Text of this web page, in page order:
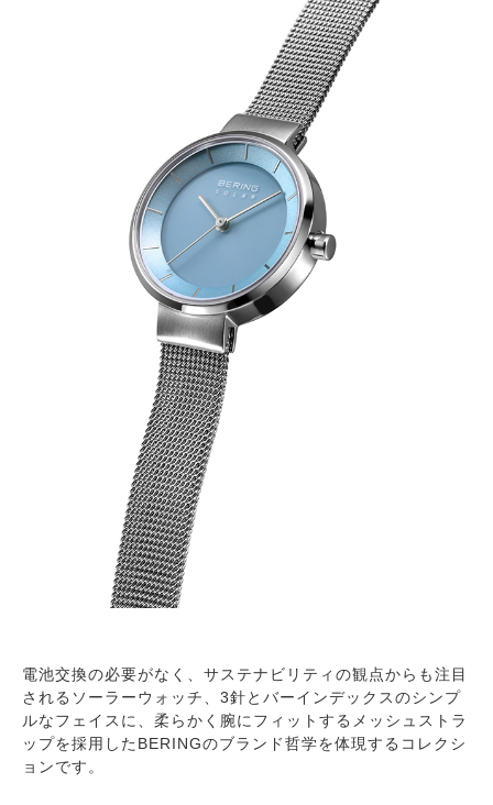
電池交換の必要がなく、サステナビリティの観点からも注目
されるソーラーウォッチ、3針とバーインデックスのシンプ
ルなフェイスに、柔らかく腕にフィットするメッシュストラ
ップを採用したBERINGのブランド哲学を体現するコレクシ
ョンです。